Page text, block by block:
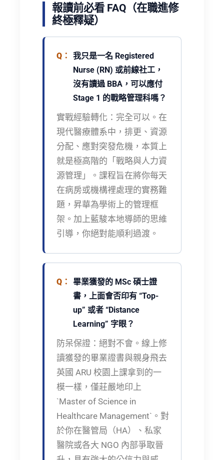
報讀前必看 FAQ（在職進修
終極釋疑）
我只是一名 Registered
Nurse (RN) 或前線社工，
沒有讀過 BBA，可以應付
Stage 1 的戰略管理科嗎？
實戰經驗轉化： 完全可以。在
現代醫療體系中，排更、資源
分配、應對突發危機，本質上
就是極高階的「戰略與人力資
源管理」。課程旨在將你每天
在病房或機構裡處理的實務難
題，昇華為學術上的管理框
架。加上藍駿本地導師的思維
引導，你絕對能順利過渡。
畢業獲發的 MSc 碩士證
書，上面會否印有 “Top-
up” 或者 “Distance
Learning” 字眼？
防呆保證： 絕對不會。線上修
讀獲發的畢業證書與親身飛去
英國 ARU 校園上課拿到的一
模一樣，僅莊嚴地印上
`Master of Science in
Healthcare Management`。對
於你在醫管局（HA）、私家
醫院或各大 NGO 內部爭取晉